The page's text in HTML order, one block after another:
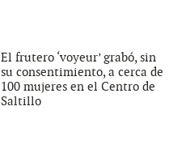
El frutero ‘voyeur’ grabó, sin
su consentimiento, a cerca de
100 mujeres en el Centro de
Saltillo